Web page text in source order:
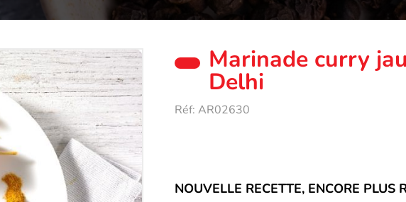
Marinade curry
Delhi
Réf: AR02630
NOUVELLE RECETTE, ENCORE PLUS